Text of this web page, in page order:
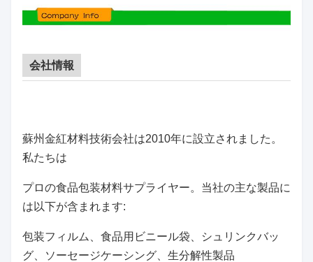
会社情報
蘇州金紅材料技術会社は2010年に設立されました。
私たちは
プロの食品包装材料サプライヤー。当社の主な製品に
は以下が含まれます:
包装フィルム、食品用ビニール袋、シュリンクバッ
グ、ソーセージケーシング、生分解性製品